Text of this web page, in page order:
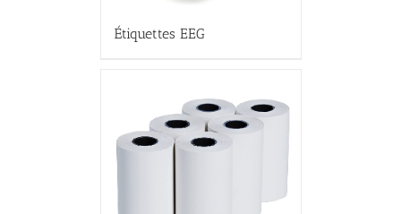
Étiquettes EEG